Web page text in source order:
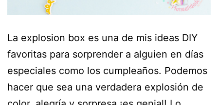
La explosion box es una de mis ideas DIY
favoritas para sorprender a alguien en días
especiales como los cumpleaños. Podemos
hacer que sea una verdadera explosión de